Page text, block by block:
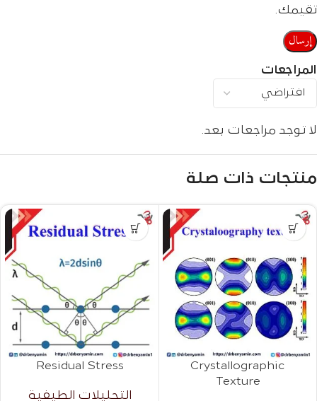
المراجعات
لا توجد مراجعات بعد.
تقيمك.
منتجات ذات صلة
Crystallographic
Texture
Residual Stress
التحليلات الطيفية